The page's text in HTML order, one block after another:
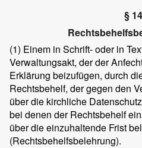
§ 14
(1) Einem in Schrift- oder in
Verwaltungsakt, der der
Erklärung beizufügen, durch
Rechtsbehelf, der gegen den
über die kirchliche
bei denen der Rechtsbehelf
über die einzuhaltende Frist
(Rechtsbehelfsbelehrung).